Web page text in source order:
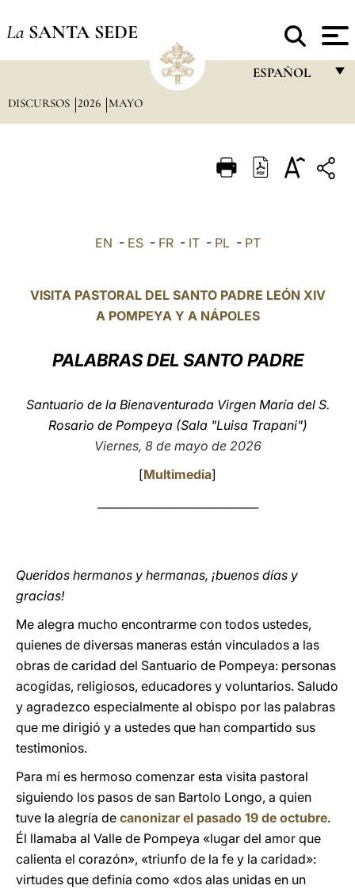
La SANTA SEDE
ESPAÑOL
ITALIANO
POLSKI
العربيّة
中文
DISCURSOS 2026 MAYO
EN - ES- FR- IT- PL- PT
VISITA PASTORAL DEL SANTO PADRE LEÓN XIV
A POMPEYA Y A NÁPOLES
PALABRAS DEL SANTO PADRE
Santuario de la Bienaventurada Virgen María del S.
Rosario de Pompeya (Sala "Luisa Trapani")
Viernes, 8 de mayo de 2026
[Multimedia]
Queridos hermanos y hermanas, ¡buenos días y
gracias!
Me alegra mucho encontrarme con todos ustedes,
quienes de diversas maneras están vinculados a las
obras de caridad del Santuario de Pompeya: personas
acogidas, religiosos, educadores y voluntarios. Saludo
y agradezco especialmente al obispo por las palabras
que me dirigió y a ustedes que han compartido sus
testimonios.
Para mí es hermoso comenzar esta visita pastoral
siguiendo los pasos de san Bartolo Longo, a quien
tuve la alegría de canonizar el pasado 19 de octubre.
Él llamaba al Valle de Pompeya «lugar del amor que
calienta el corazón», «triunfo de la fe y la caridad»:
virtudes que definía como «dos alas unidas en un